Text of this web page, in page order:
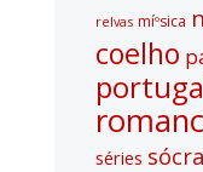
relvas míºsica
coelho
séries